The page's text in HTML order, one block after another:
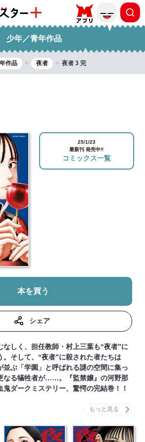
少年／青年作品
作品 夜者 夜者 3 完
25/1/23
最新刊 発売中!!
コミックス一覧
本を買う
シェア
なしく、担任教師・村上三葉も“夜者”に
。そして、“夜者”に殺された者たちは
並ぶ「学園」と呼ばれる謎の空間に集っ
なる犠牲者が……。『監禁嬢』の河野那
ダークミステリー、驚愕の完結巻！！